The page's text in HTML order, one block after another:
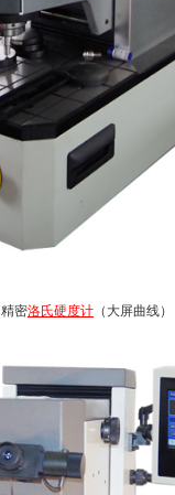
精密洛氏硬度计 （大屏曲线）